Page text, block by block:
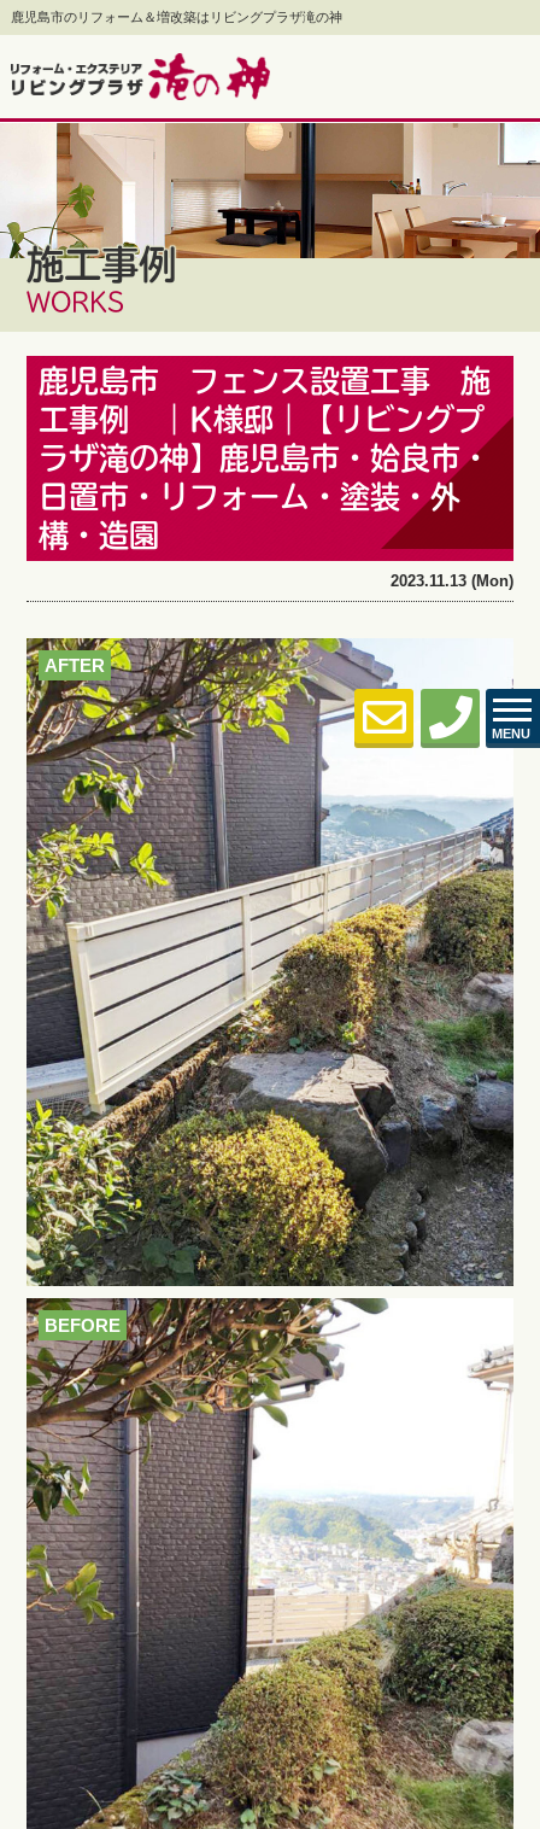
鹿児島市のリフォーム＆増改築はリビングプラザ滝の神
MENU
施工事例
WORKS
鹿児島市 フェンス設置工事 施
工事例 ｜K様邸｜【リビングプ
ラザ滝の神】鹿児島市・姶良市・
日置市・リフォーム・塗装・外
構・造園
2023.11.13 (Mon)
AFTER
BEFORE